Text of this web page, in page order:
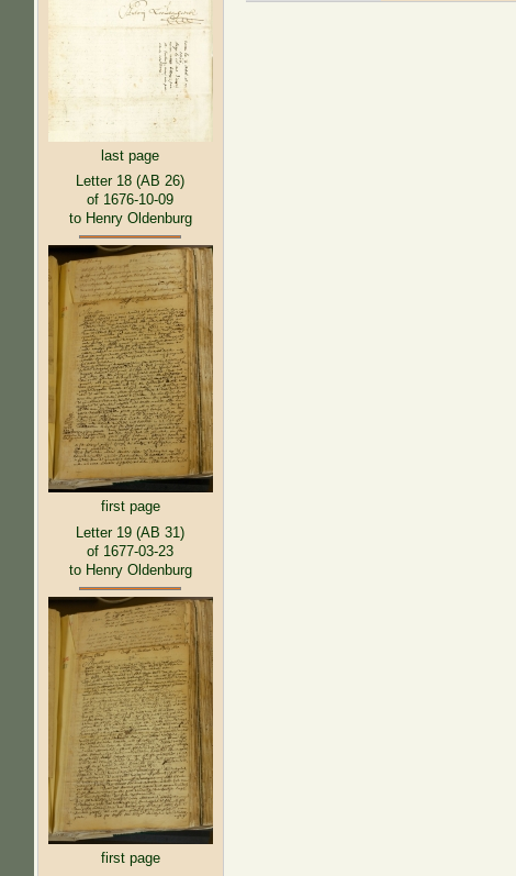
last page
Letter 18 (AB 26)
of 1676-10-09
to Henry Oldenburg
first page
Letter 19 (AB 31)
of 1677-03-23
to Henry Oldenburg
first page